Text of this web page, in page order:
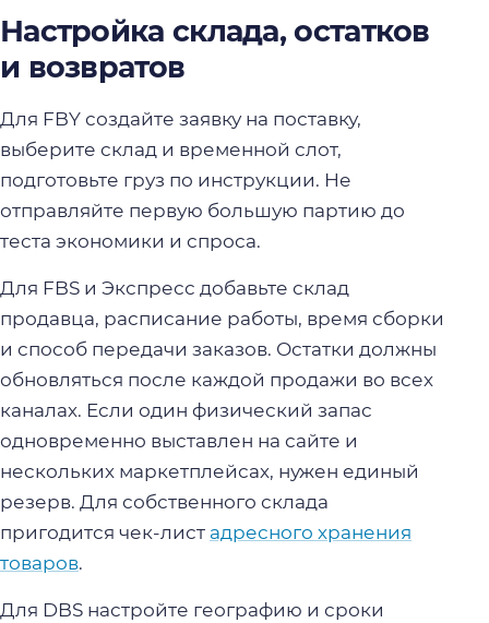
Настройка склада, остатков
и возвратов
Для FBY создайте заявку на поставку,
выберите склад и временной слот,
подготовьте груз по инструкции. Не
отправляйте первую большую партию до
теста экономики и спроса.
Для FBS и Экспресс добавьте склад
продавца, расписание работы, время сборки
и способ передачи заказов. Остатки должны
обновляться после каждой продажи во всех
каналах. Если один физический запас
одновременно выставлен на сайте и
нескольких маркетплейсах, нужен единый
резерв. Для собственного склада
пригодится чек-лист адресного хранения
товаров.
Для DBS настройте географию и сроки